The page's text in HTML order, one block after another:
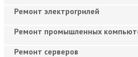
Ремонт электрогрилей
Ремонт промышленных
Ремонт серверов